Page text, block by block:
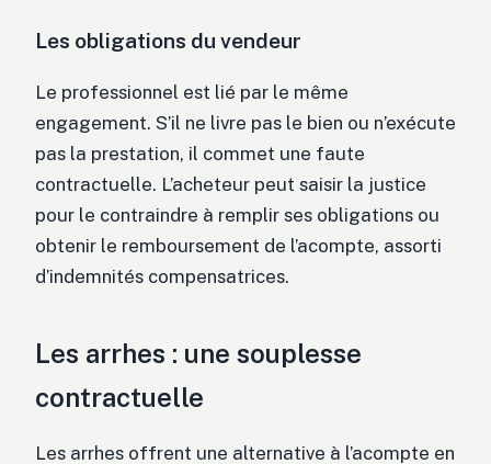
Les obligations du vendeur
Le professionnel est lié par le même
engagement. S’il ne livre pas le bien ou n’exécute
pas la prestation, il commet une faute
contractuelle. L’acheteur peut saisir la justice
pour le contraindre à remplir ses obligations ou
obtenir le remboursement de l’acompte, assorti
d’indemnités compensatrices.
Les arrhes : une souplesse
contractuelle
Les arrhes offrent une alternative à l’acompte en